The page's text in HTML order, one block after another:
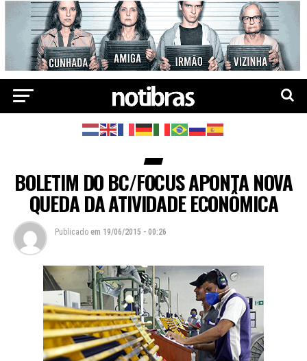
BOLETIM DO BC/FOCUS APONTA NOVA
QUEDA DA ATIVIDADE ECONÔMICA
Publicado em 19/06/2015 - 00:26